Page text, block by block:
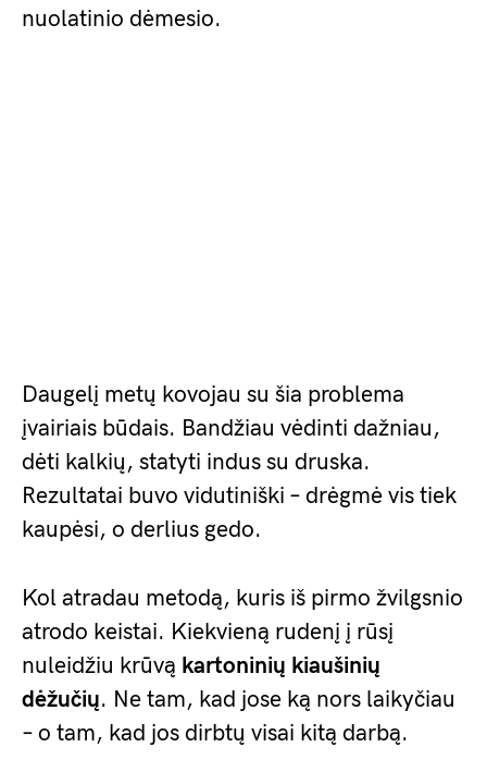
nuolatinio dėmesio.
Daugelį metų kovojau su šia problema
įvairiais būdais. Bandžiau vėdinti dažniau,
dėti kalkių, statyti indus su druska.
Rezultatai buvo vidutiniški – drėgmė vis tiek
kaupėsi, o derlius gedo.
Kol atradau metodą, kuris iš pirmo žvilgsnio
atrodo keistai. Kiekvieną rudenį į rūsį
nuleidžiu krūvą kartoninių kiaušinių
dėžučių. Ne tam, kad jose ką nors laikyčiau
– o tam, kad jos dirbtų visai kitą darbą.